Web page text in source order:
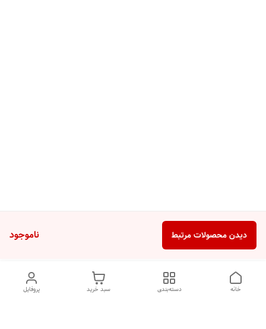
ناموجود دیدن محصولات مرتبط
پروفایل سبد خرید دسته‌بندی خانه